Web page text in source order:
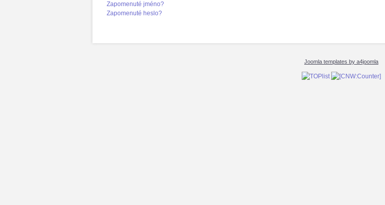
Zapomenuté jméno?
Zapomenuté heslo?
Joomla templates by a4joomla